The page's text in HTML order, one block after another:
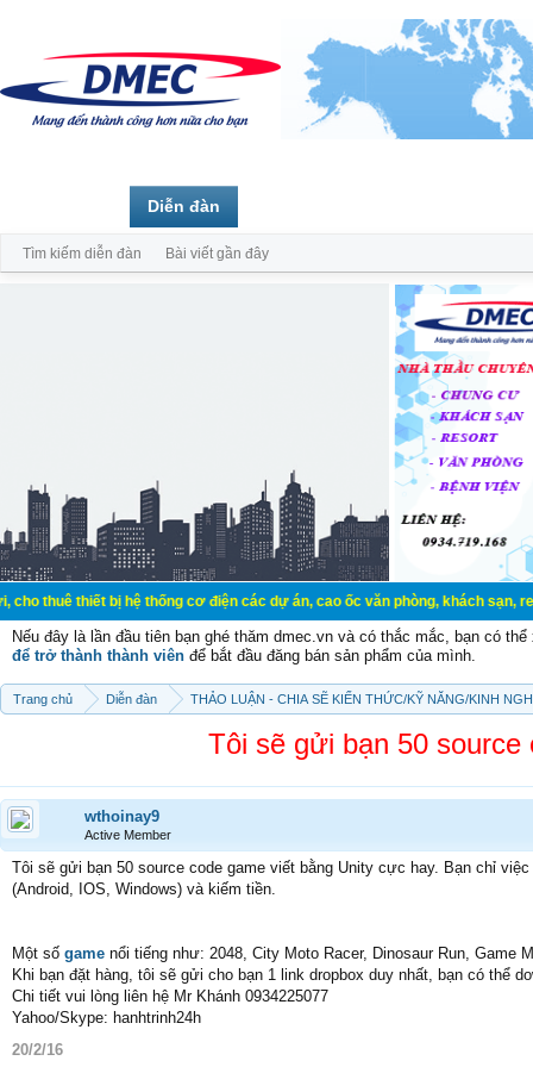
bị hệ thống cơ điện các dự án, cao ốc văn phòng, khách sạn, resort.
Nếu đây là lần đầu tiên bạn ghé thăm dmec.vn và có thắc mắc, bạn có
để trở thành thành viên để bắt đầu đăng bán sản phẩm của mình.
Trang chủ Diễn đàn THẢO LUẬN - CHIA SẼ KIẾN THỨC/KỸ NĂNG/KINH
Tôi sẽ gửi bạn 50
wthoinay9
Active Member
Tôi sẽ gửi bạn 50 source code game viết bằng Unity cực hay. Bạn chỉ
(Android, IOS, Windows) và kiếm tiền.
Một số game nổi tiếng như: 2048, City Moto Racer, Dinosaur Run, Game
Khi bạn đặt hàng, tôi sẽ gửi cho bạn 1 link dropbox duy nhất, bạn có thể
Chi tiết vui lòng liên hệ Mr Khánh 0934225077
Yahoo/Skype: hanhtrinh24h
20/2/16
Diễn đàn
Tìm kiếm diễn đàn Bài viết gần đây